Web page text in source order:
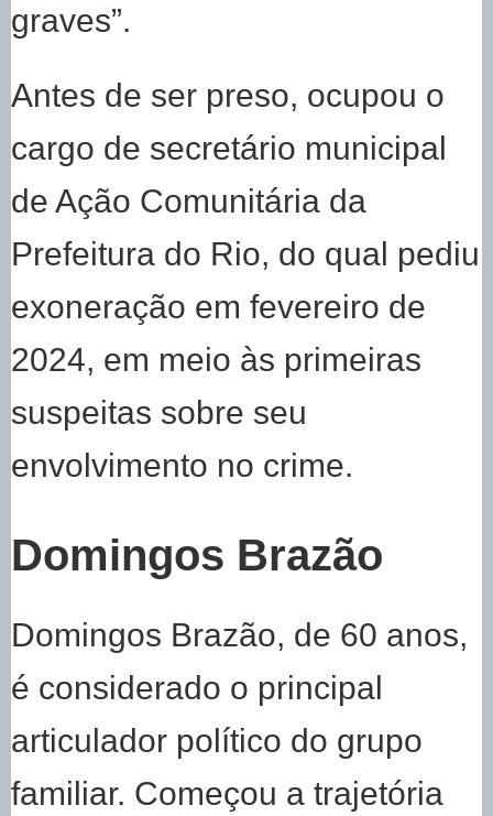
graves”.
Antes de ser preso, ocupou o
cargo de secretário municipal
de Ação Comunitária da
Prefeitura do Rio, do qual pediu
exoneração em fevereiro de
2024, em meio às primeiras
suspeitas sobre seu
envolvimento no crime.
Domingos Brazão
Domingos Brazão, de 60 anos,
é considerado o principal
articulador político do grupo
familiar. Começou a trajetória